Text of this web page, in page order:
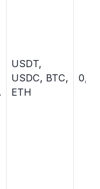
USDT,
USDC, BTC,
ETH